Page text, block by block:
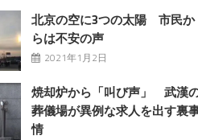
北京の空に3つの太陽 市民か
らは不安の声
2021年1月2日
焼却炉から「叫び声」 武漢
葬儀場が異例な求人を出す裏
情